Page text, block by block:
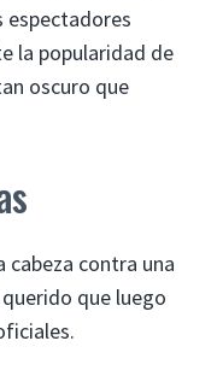
espectadores
la popularidad de
oscuro que
cabeza contra una
que luego